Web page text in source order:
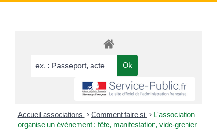
Accueil associations > Comment faire si > L'association
organise un événement : fête, manifestation, vide-grenier